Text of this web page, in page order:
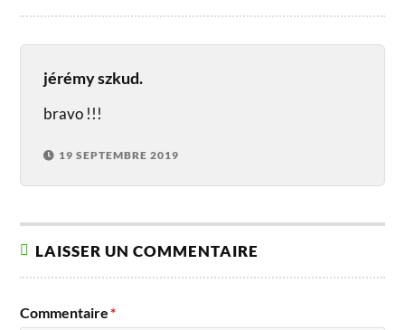
jérémy szkud.
bravo !!!
19 SEPTEMBRE 2019
LAISSER UN COMMENTAIRE
Commentaire*